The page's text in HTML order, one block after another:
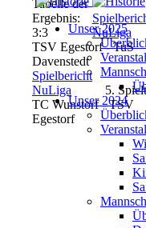
Tabelle der
Ergebnis:
3:3
NuLiga
TSV Egestorf - TuS
Davenstedt
Spielbericht
NuLiga
5.
TC Wunstorf - TSV
Egestorf
Unser 2025
Unser 2024